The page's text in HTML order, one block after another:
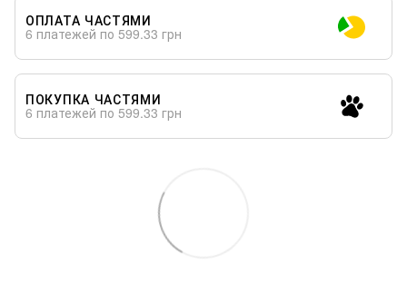
ОПЛАТА ЧАСТЯМИ
6 платежей по 599.33 грн
ПОКУПКА ЧАСТЯМИ
6 платежей по 599.33 грн